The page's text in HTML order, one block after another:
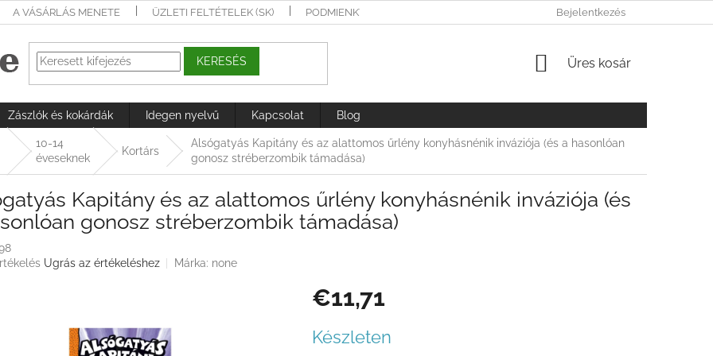
A VÁSÁRLÁS MENETE ÜZLETI FELTÉTELEK (SK) PODMIENKY OCHRANY OSOBNÝCH ÚDAJOV Bejelentkezés
KERESÉS KOSÁR
Üres kosár
Zászlók és kokárdák Idegen nyelvű Kapcsolat Blog
10-14
éveseknek
Kortárs
Alsógatyás Kapitány és az alattomos űrlény konyhásnénik inváziója (és a hasonlóan
gonosz stréberzombik támadása)
Kapitány és az alattomos űrlény konyhásnénik inváziója (és
gonosz stréberzombik támadása)
Ugrás az értékeléshez Márka: none
€11,71
Készleten